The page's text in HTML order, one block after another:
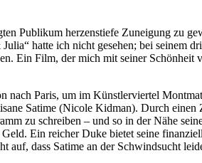
Publikum herzenstiefe Zuneigung zu
hatte ich nicht gesehen; bei seinem
Ein Film, der mich mit seiner Schönheit
Paris, um im Künstlerviertel
Satime (Nicole Kidman). Durch einen
zu schreiben – und so in der Nähe
Ein reicher Duke bietet seine
auf, dass Satime an der Schwindsucht